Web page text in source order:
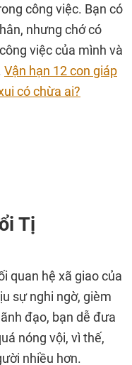
công việc. Bạn có
nhưng chớ có
việc của mình và
Vận hạn 12 con giáp
có chừa ai?
Tị
quan hệ xã giao của
sự nghi ngờ, gièm
đạo, bạn dễ đưa
nóng vội, vì thế,
nhiều hơn.